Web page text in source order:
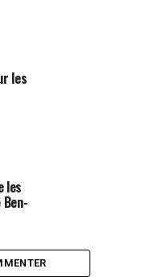
à Hannut
les
les